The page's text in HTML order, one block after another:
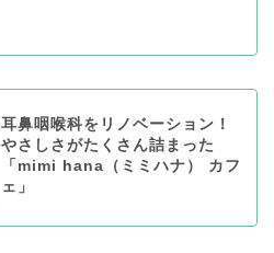
耳鼻咽喉科をリノベーション！
やさしさがたくさん詰まった
「mimi hana（ミミハナ） カフ
ェ」